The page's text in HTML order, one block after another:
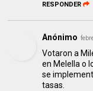
RESPONDER
Anónimo
Votaron a
en Melella o
se
tasas.